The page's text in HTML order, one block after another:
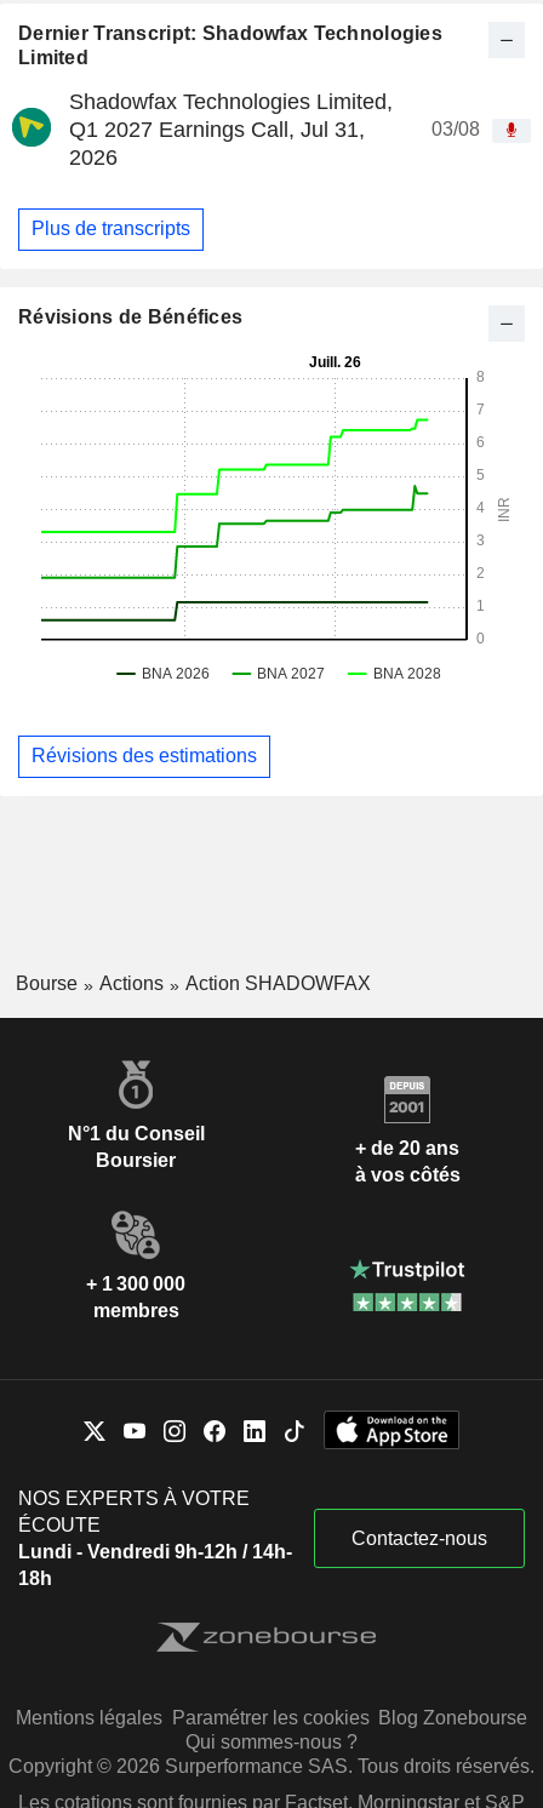
Dernier Transcript: Shadowfax Technologies
Limited
Shadowfax Technologies Limited,
Q1 2027 Earnings Call, Jul 31,
2026
03/08
Plus de transcripts
Révisions de Bénéfices
Révisions des estimations
Bourse Actions Action SHADOWFAX
N°1 du Conseil
Boursier
+ de 20 ans
à vos côtés
+ 1 300 000
membres
NOS EXPERTS À VOTRE
ÉCOUTE
Lundi - Vendredi 9h-12h / 14h-
18h
Contactez-nous
Mentions légales Paramétrer les cookies Blog Zonebourse
Qui sommes-nous ?
Copyright © 2026 Surperformance SAS. Tous droits réservés.
Les cotations sont fournies par Factset, Morningstar et S&P